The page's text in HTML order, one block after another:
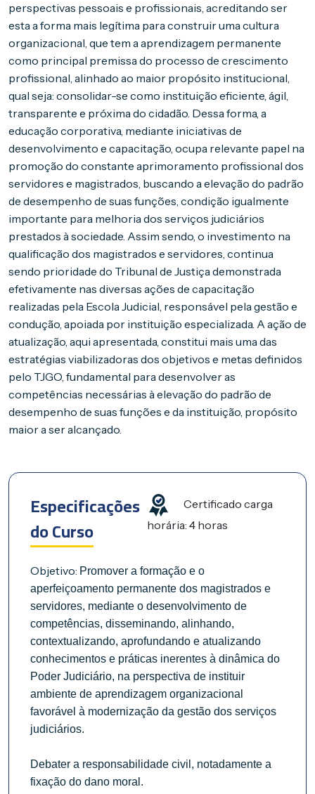
perspectivas pessoais e profissionais, acreditando ser
esta a forma mais legítima para construir uma cultura
organizacional, que tem a aprendizagem permanente
como principal premissa do processo de crescimento
profissional, alinhado ao maior propósito institucional,
qual seja: consolidar-se como instituição eficiente, ágil,
transparente e próxima do cidadão. Dessa forma, a
educação corporativa, mediante iniciativas de
desenvolvimento e capacitação, ocupa relevante papel na
promoção do constante aprimoramento profissional dos
servidores e magistrados, buscando a elevação do padrão
de desempenho de suas funções, condição igualmente
importante para melhoria dos serviços judiciários
prestados à sociedade. Assim sendo, o investimento na
qualificação dos magistrados e servidores, continua
sendo prioridade do Tribunal de Justiça demonstrada
efetivamente nas diversas ações de capacitação
realizadas pela Escola Judicial, responsável pela gestão e
condução, apoiada por instituição especializada. A ação de
atualização, aqui apresentada, constitui mais uma das
estratégias viabilizadoras dos objetivos e metas definidos
pelo TJGO, fundamental para desenvolver as
competências necessárias à elevação do padrão de
desempenho de suas funções e da instituição, propósito
maior a ser alcançado.
Especificações
do Curso
Certificado carga
horária: 4 horas
Objetivo: Promover a formação e o
aperfeiçoamento permanente dos magistrados e
servidores, mediante o desenvolvimento de
competências, disseminando, alinhando,
contextualizando, aprofundando e atualizando
conhecimentos e práticas inerentes à dinâmica do
Poder Judiciário, na perspectiva de instituir
ambiente de aprendizagem organizacional
favorável à modernização da gestão dos serviços
judiciários.
Debater a responsabilidade civil, notadamente a
fixação do dano moral.